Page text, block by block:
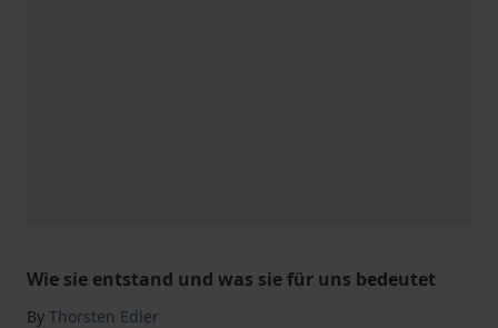
Wie sie entstand und was sie für uns bedeutet
By Thorsten Edler